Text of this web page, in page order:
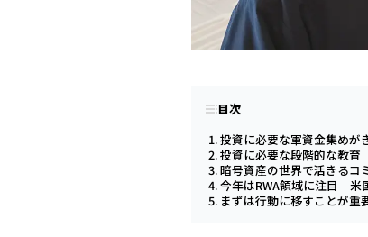
目次
投資に必要な軍資金集めが
投資に必要な段階的な教
暗号資産の世界で活きるコ
今年はRWA領域に注目 米
まずは行動に移すことが